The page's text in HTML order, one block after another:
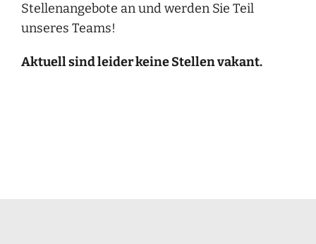
Stellenangebote an und werden Sie Teil
unseres Teams!
Aktuell sind leider keine Stellen vakant.